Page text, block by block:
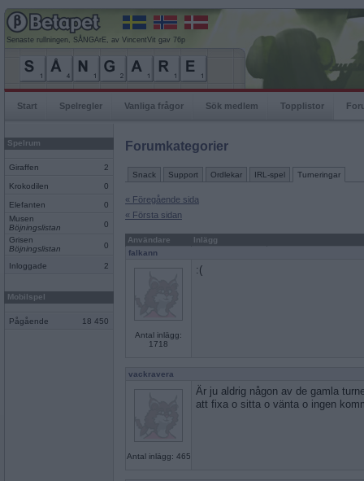
Senaste rullningen, SÅNGArE, av VincentVit gav 76p
Start Spelregler Vanliga frågor Sök medlem Topplistor
Spelrum
Giraffen 2
Krokodilen 0
Elefanten
0
Musen
Böjningslistan
0
Grisen
Böjningslistan
0
Inloggade 2
Mobilspel
Pågående 18 450
Forumkategorier
Snack Support Ordlekar IRL-spel Turneringar
« Föregående sida
« Första sidan
Användare
Inlägg
falkann
Antal inlägg:
1718
:(
vackravera
Antal inlägg: 465
Är ju aldrig någon av de gamla
att fixa o sitta o vänta o ingen